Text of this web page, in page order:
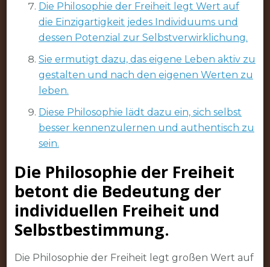
Die Philosophie der Freiheit legt Wert auf
die Einzigartigkeit jedes Individuums und
dessen Potenzial zur Selbstverwirklichung.
Sie ermutigt dazu, das eigene Leben aktiv zu
gestalten und nach den eigenen Werten zu
leben.
Diese Philosophie lädt dazu ein, sich selbst
besser kennenzulernen und authentisch zu
sein.
Die Philosophie der Freiheit
betont die Bedeutung der
individuellen Freiheit und
Selbstbestimmung.
Die Philosophie der Freiheit legt großen Wert auf